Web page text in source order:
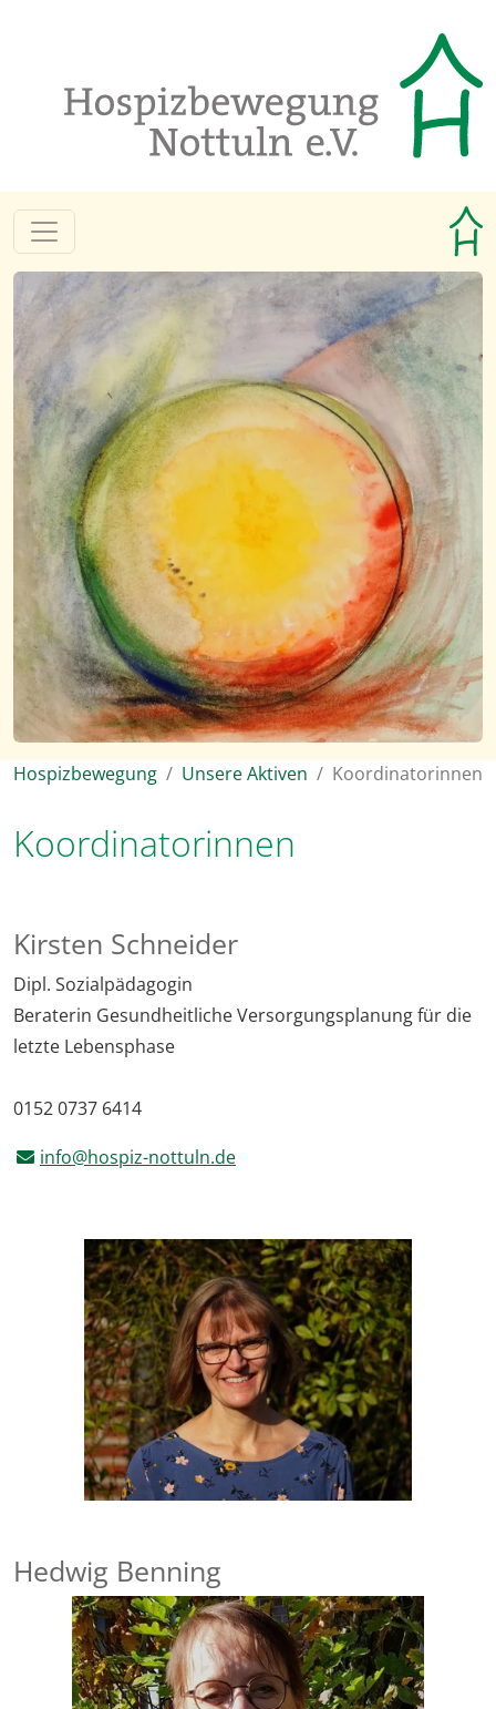
Hospizbewegung Unsere Aktiven Koordinatorinnen
Koordinatorinnen
Kirsten Schneider
Dipl. Sozialpädagogin
Beraterin Gesundheitliche Versorgungsplanung für die
letzte Lebensphase
0152 0737 6414
info@hospiz-nottuln.de
Hedwig Benning